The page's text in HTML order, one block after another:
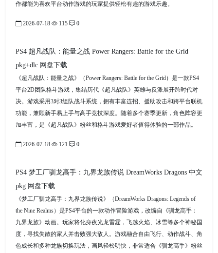
作都能为喜欢平台动作游戏的玩家提供轻松有趣的游戏乐趣。
2026-07-18 115 0
PS4 超凡战队：能量之战 Power Rangers: Battle for the Grid
pkg+dlc 网盘下载
《超凡战队：能量之战》（Power Rangers: Battle for the Grid）是一款PS4
平台2D团队格斗游戏，集结历代《超凡战队》英雄与反派展开跨时代对
决。游戏采用3对3组队战斗系统，拥有丰富连招、援助攻击和跨平台联机
功能，兼顾新手易上手与高手竞技深度。随着多个赛季更新，角色阵容更
加丰富，是《超凡战队》粉丝和格斗游戏爱好者值得体验的一部作品。
2026-07-18 121 0
PS4 梦工厂驯龙高手：九界龙族传说 DreamWorks Dragons 中文
pkg 网盘下载
《梦工厂驯龙高手：九界龙族传说》（DreamWorks Dragons: Legends of
the Nine Realms）是PS4平台的一款动作冒险游戏，改编自《驯龙高手：
九界龙族》动画。玩家将化身夜光龙雷霆，飞越火焰、冰雪等多个神秘国
度，寻找失散的家人并击败强大敌人。游戏融合自由飞行、动作战斗、角
色成长和多种龙族切换玩法，画风轻松明快，非常适合《驯龙高手》粉丝